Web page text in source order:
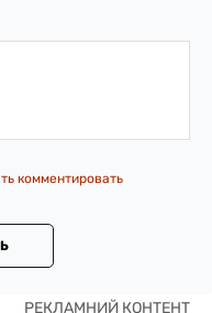
комментировать